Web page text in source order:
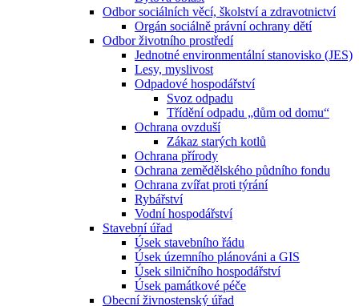
Odbor sociálních věcí, školství a zdravotnictví
Orgán sociálně právní ochrany dětí
Odbor životního prostředí
Jednotné environmentální stanovisko (JES)
Lesy, myslivost
Odpadové hospodářství
Svoz odpadu
Třídění odpadu „dům od domu“
Ochrana ovzduší
Zákaz starých kotlů
Ochrana přírody
Ochrana zemědělského půdního fondu
Ochrana zvířat proti týrání
Rybářství
Vodní hospodářství
Stavební úřad
Úsek stavebního řádu
Úsek územního plánováni a GIS
Úsek silničního hospodářství
Úsek památkové péče
Obecní živnostenský úřad